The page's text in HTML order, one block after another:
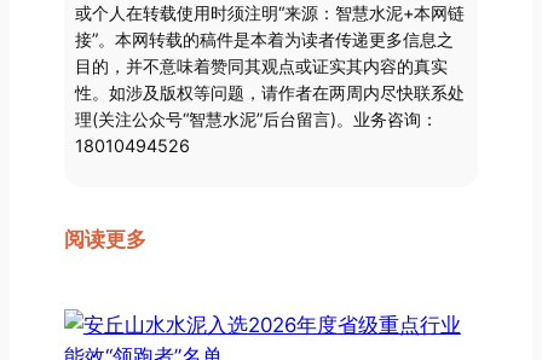
或个人在转载使用时须注明“来源：智慧水泥+本网链
接”。本网转载的稿件是本着为读者传递更多信息之
目的，并不意味着赞同其观点或证实其内容的真实
性。如涉及版权等问题，请作者在两周内尽快联系处
理(关注公众号“智慧水泥”后台留言)。业务咨询：
18010494526
阅读更多